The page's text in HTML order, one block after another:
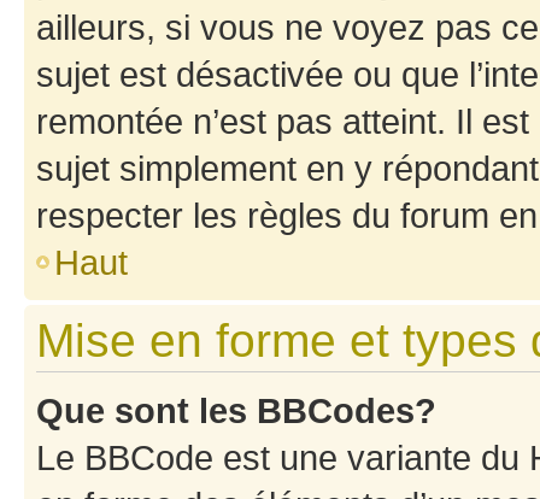
ailleurs, si vous ne voyez pas
sujet est désactivée ou que
remontée n’est pas atteint. Il
sujet simplement en y
respecter les règles du forum
Haut
Mise en forme et types
Que sont les BBCodes?
Le BBCode est une variante du